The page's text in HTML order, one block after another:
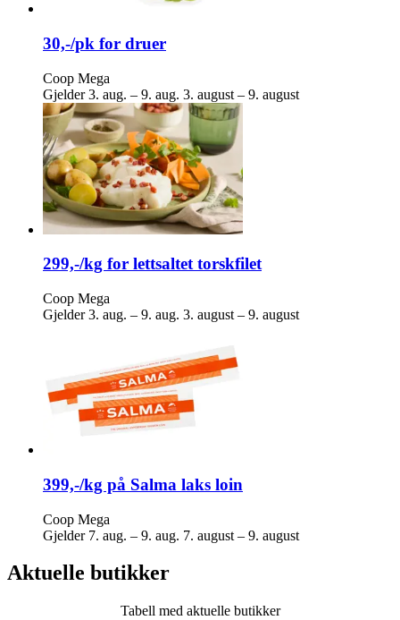
30,-/pk for druer
Coop Mega
Gjelder 3. aug. – 9. aug. 3. august – 9. august
299,-/kg for lettsaltet torskfilet
Coop Mega
Gjelder 3. aug. – 9. aug. 3. august – 9. august
399,-/kg på Salma laks loin
Coop Mega
Gjelder 7. aug. – 9. aug. 7. august – 9. august
Aktuelle butikker
Tabell med aktuelle butikker